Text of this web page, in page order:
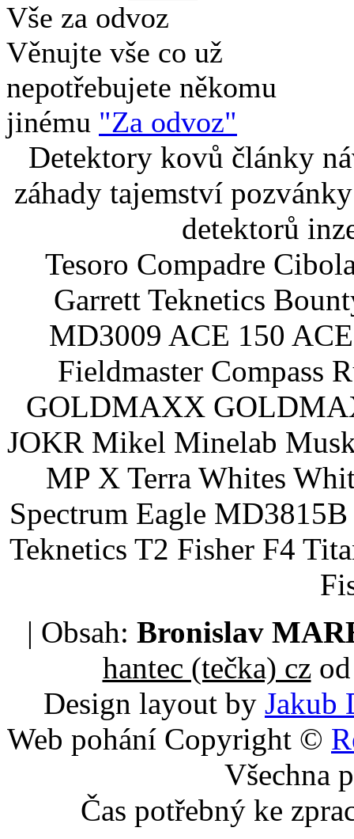
Vše za odvoz
Věnujte vše co už
nepotřebujete někomu
jinému "Za odvoz"
Detektory kovů články
záhady tajemství
detektorů
Tesoro Compadre
Garrett Teknetics
MD3009 ACE 150
Fieldmaster Compass
GOLDMAXX
JOKR Mikel Minelab
MP X Terra Whites
Spectrum Eagle
Teknetics T2 Fisher F4
| Obsah: Bronislav
hantec (tečka) czod
Design layout by Jakub
Web pohání Copyright ©
Všechna
Čas potřebný ke